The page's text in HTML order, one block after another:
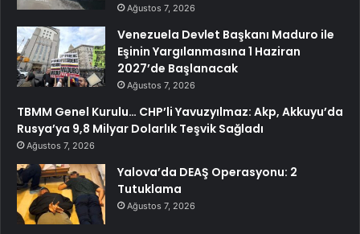
Ağustos 7, 2026
Venezuela Devlet Başkanı Maduro ile
Eşinin Yargılanmasına 1 Haziran
2027’de Başlanacak
Ağustos 7, 2026
TBMM Genel Kurulu… CHP’li Yavuzyılmaz: Akp, Akkuyu’da
Rusya’ya 9,8 Milyar Dolarlık Teşvik Sağladı
Ağustos 7, 2026
Yalova’da DEAŞ Operasyonu: 2
Tutuklama
Ağustos 7, 2026